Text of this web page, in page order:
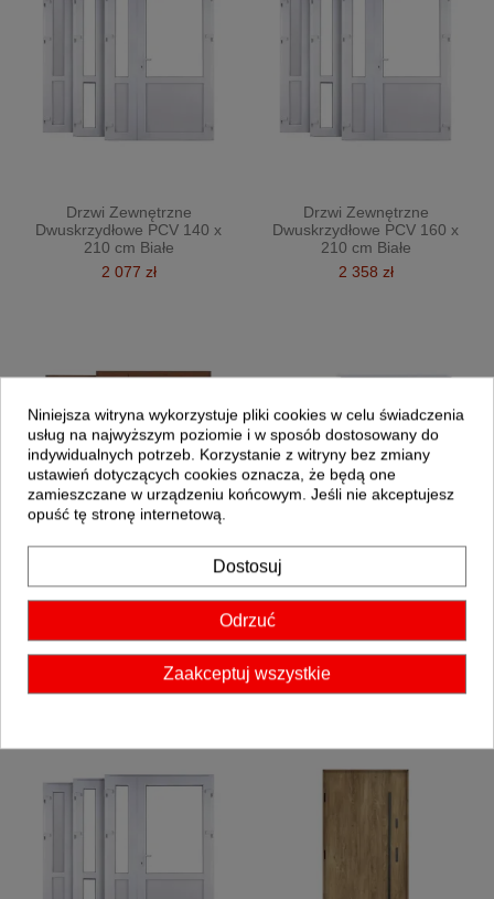
Drzwi Zewnętrzne
Dwuskrzydłowe PCV 140 x
210 cm Białe
2 077 zł
Drzwi Zewnętrzne
Dwuskrzydłowe PCV 160 x
210 cm Białe
2 358 zł
Dwuskrzydłowe PCV 125 x
210 cm Złoty Dąb
Dwuskrzydłowe PCV 125 x
210 cm Antracyt
Niniejsza witryna wykorzystuje pliki cookies w celu świadczenia
usług na najwyższym poziomie i w sposób dostosowany do
indywidualnych potrzeb. Korzystanie z witryny bez zmiany
ustawień dotyczących cookies oznacza, że będą one
zamieszczane w urządzeniu końcowym. Jeśli nie akceptujesz
opuść tę stronę internetową.
Dostosuj
Odrzuć
Zaakceptuj wszystkie